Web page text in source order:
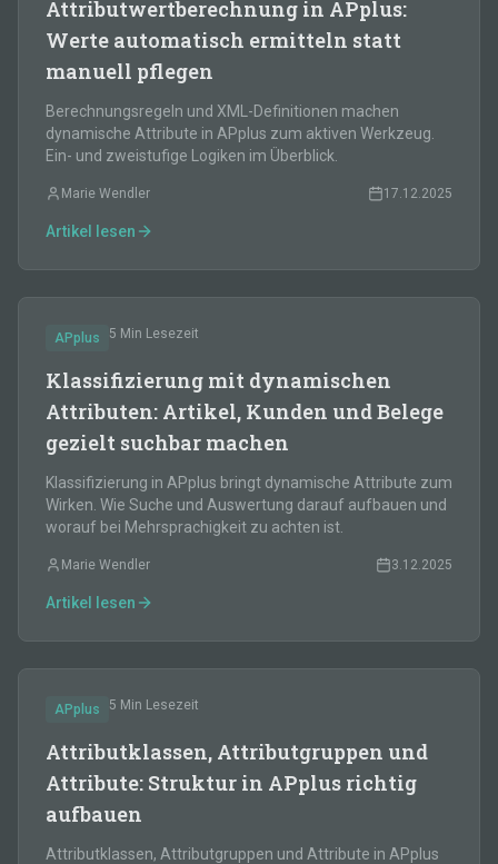
Attributwertberechnung in APplus:
Werte automatisch ermitteln statt
manuell pflegen
Berechnungsregeln und XML-Definitionen machen
dynamische Attribute in APplus zum aktiven Werkzeug.
Ein- und zweistufige Logiken im Überblick.
Marie Wendler 17.12.2025
Artikel lesen
APplus 5 Min Lesezeit
Klassifizierung mit dynamischen
Attributen: Artikel, Kunden und Belege
gezielt suchbar machen
Klassifizierung in APplus bringt dynamische Attribute zum
Wirken. Wie Suche und Auswertung darauf aufbauen und
worauf bei Mehrsprachigkeit zu achten ist.
Marie Wendler 3.12.2025
Artikel lesen
APplus 5 Min Lesezeit
Attributklassen, Attributgruppen und
Attribute: Struktur in APplus richtig
aufbauen
Attributklassen, Attributgruppen und Attribute in APplus